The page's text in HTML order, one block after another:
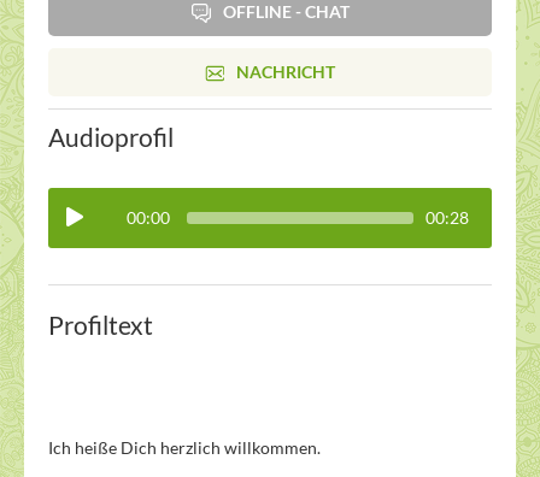
OFFLINE - CHAT
NACHRICHT
Audioprofil
00:00 00:28
Profiltext
Ich heiße Dich herzlich willkommen.